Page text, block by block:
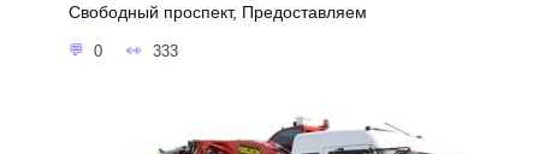
Свободный проспект, Предоставляем
0 333